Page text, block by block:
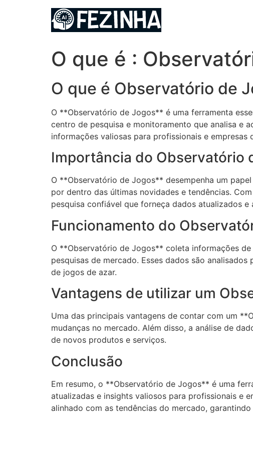
O que é :
O que é Observatório de
O **Observatório de Jogos** é uma ferramenta
centro de pesquisa e monitoramento que analisa e
informações valiosas para profissionais e empresas
Importância do Observatório
O **Observatório de Jogos** desempenha um
por dentro das últimas novidades e tendências.
pesquisa confiável que forneça dados atualizados e
Funcionamento do
O **Observatório de Jogos** coleta informações
pesquisas de mercado. Esses dados são
de jogos de azar.
Vantagens de utilizar um
Uma das principais vantagens de contar com um
mudanças no mercado. Além disso, a análise de
de novos produtos e serviços.
Conclusão
Em resumo, o **Observatório de Jogos** é uma
atualizadas e insights valiosos para profissionais e
alinhado com as tendências do mercado,